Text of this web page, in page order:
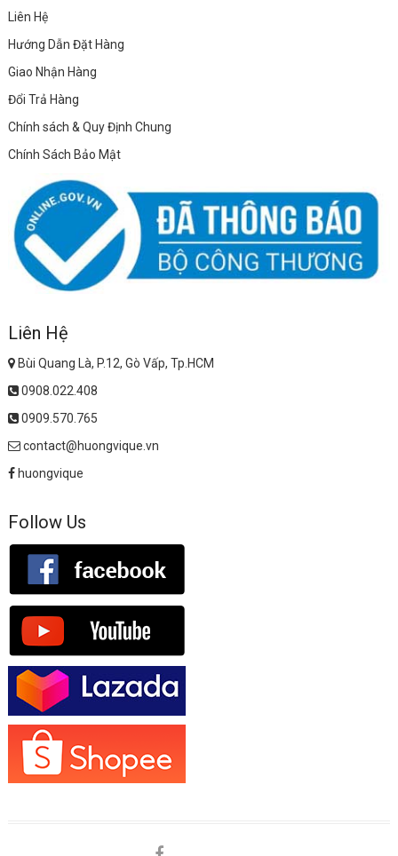
Liên Hệ
Hướng Dẫn Đặt Hàng
Giao Nhận Hàng
Đổi Trả Hàng
Chính sách & Quy Định Chung
Chính Sách Bảo Mật
Liên Hệ
Bùi Quang Là, P.12, Gò Vấp, Tp.HCM
0908.022.408
0909.570.765
contact@huongvique.vn
huongvique
Follow Us